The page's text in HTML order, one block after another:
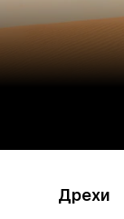
Дрехи